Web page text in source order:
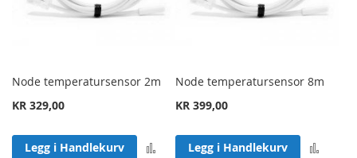
Node temperatursensor 2m
KR 329,00
Legg i Handlekurv Legg til sammenligning
Node temperatursensor 8m
KR 399,00
Legg i Handlekurv